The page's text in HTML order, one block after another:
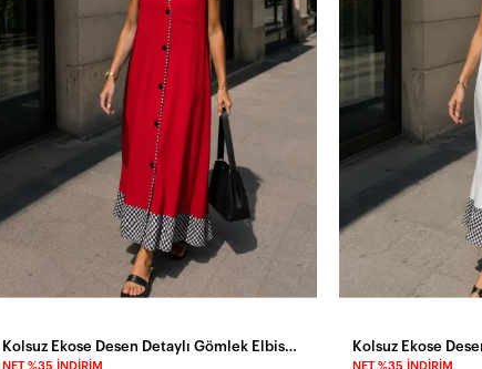
NET %35 İNDIRIM NET %35 İNDIRIM